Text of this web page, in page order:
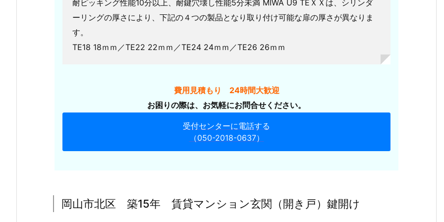
山
市
北
区
戸）
耐ピッキング性能10分以上、耐鍵穴壊し性能5分未満 MIWA U9 TEＸＸは、シリンダ
ーリングの厚さにより、下記の４つの製品となり取り付け可能な扉の厚さが異なりま
す。
TE18 18ｍｍ／TE22 22ｍｍ／TE24 24ｍｍ／TE26 26ｍｍ
費用見積もり 24時間大歓迎
お困りの際は、お気軽にお問合せください。
受付センターに電話する
（050-2018-0637）
岡山市北区 築15年 賃貸マンション玄関（開き戸）鍵開け